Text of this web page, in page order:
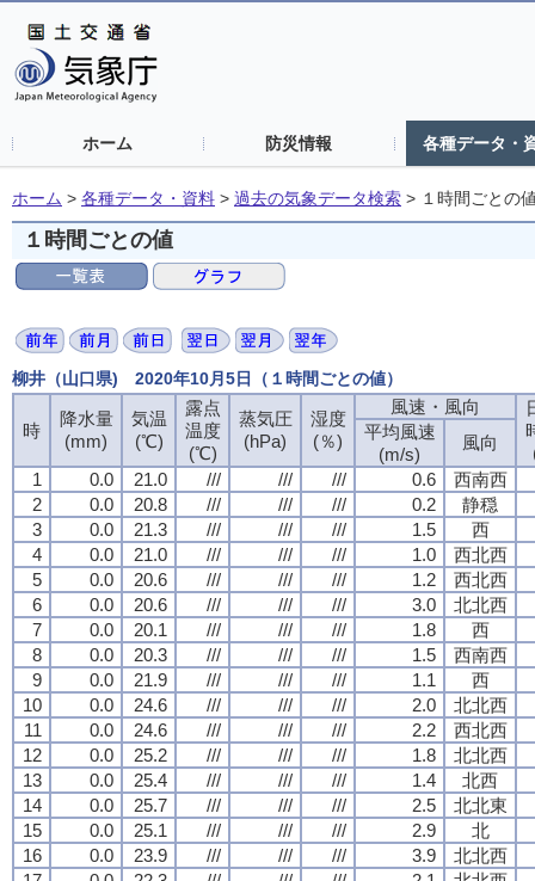
ホーム 防災情報 各種データ・
ホーム > 各種データ・資料 > 過去の気象データ検索 > １時間ごとの
１時間ごとの値
柳井（山口県) 2020年10月5日（１時間ごとの値）
時
降水量
(mm)
気温
(℃)
露点
温度
(℃)
蒸気圧
(hPa)
湿度
(％)
風速・風向
平均風速
(m/s)
風向
1
0.0 21.0 /// /// /// 0.6
西南西
2
0.0 20.8 /// /// /// 0.2
静穏
3
0.0 21.3 /// /// /// 1.5
西
4
0.0 21.0 /// /// /// 1.0
西北西
5
0.0 20.6 /// /// /// 1.2
西北西
6
0.0 20.6 /// /// /// 3.0
北北西
7
0.0 20.1 /// /// /// 1.8
西
8
0.0 20.3 /// /// /// 1.5
西南西
9
0.0 21.9 /// /// /// 1.1
西
10
0.0 24.6 /// /// /// 2.0
北北西
11
0.0 24.6 /// /// /// 2.2
西北西
12
0.0 25.2 /// /// /// 1.8
北北西
13
0.0 25.4 /// /// /// 1.4
北西
14
0.0 25.7 /// /// /// 2.5
北北東
15
0.0 25.1 /// /// /// 2.9
北
16
0.0 23.9 /// /// /// 3.9
北北西
時
降水量
(mm)
気温
(℃)
露点
温度
(℃)
蒸気圧
(hPa)
湿度
(％)
風速・風向
平均風速
(m/s)
風向
1
0.0 21.0 /// /// /// 0.6
西南西
2
0.0 20.8 /// /// /// 0.2
静穏
3
0.0 21.3 /// /// /// 1.5
西
4
0.0 21.0 /// /// /// 1.0
西北西
5
0.0 20.6 /// /// /// 1.2
西北西
6
0.0 20.6 /// /// /// 3.0
北北西
7
0.0 20.1 /// /// /// 1.8
西
8
0.0 20.3 /// /// /// 1.5
西南西
9
0.0 21.9 /// /// /// 1.1
西
10
0.0 24.6 /// /// /// 2.0
北北西
11
0.0 24.6 /// /// /// 2.2
西北西
12
0.0 25.2 /// /// /// 1.8
北北西
13
0.0 25.4 /// /// /// 1.4
北西
14
0.0 25.7 /// /// /// 2.5
北北東
15
0.0 25.1 /// /// /// 2.9
北
16
0.0 23.9 /// /// /// 3.9
北北西
時
降水量
(mm)
気温
(℃)
露点
温度
(℃)
蒸気圧
(hPa)
湿度
(％)
風速・風向
平均風速
(m/s)
風向
1
0.0 21.0 /// /// /// 0.6
西南西
2
0.0 20.8 /// /// /// 0.2
静穏
3
0.0 21.3 /// /// /// 1.5
西
4
0.0 21.0 /// /// /// 1.0
西北西
5
0.0 20.6 /// /// /// 1.2
西北西
6
0.0 20.6 /// /// /// 3.0
北北西
7
0.0 20.1 /// /// /// 1.8
西
8
0.0 20.3 /// /// /// 1.5
西南西
9
0.0 21.9 /// /// /// 1.1
西
10
0.0 24.6 /// /// /// 2.0
北北西
11
0.0 24.6 /// /// /// 2.2
西北西
12
0.0 25.2 /// /// /// 1.8
北北西
13
0.0 25.4 /// /// /// 1.4
北西
14
0.0 25.7 /// /// /// 2.5
北北東
15
0.0 25.1 /// /// /// 2.9
北
16
0.0 23.9 /// /// /// 3.9
北北西
時
降水量
(mm)
気温
(℃)
露点
温度
(℃)
蒸気圧
(hPa)
湿度
(％)
風速・風向
平均風速
(m/s)
風向
1
0.0 21.0 /// /// /// 0.6
西南西
2
0.0 20.8 /// /// /// 0.2
静穏
3
0.0 21.3 /// /// /// 1.5
西
4
0.0 21.0 /// /// /// 1.0
西北西
5
0.0 20.6 /// /// /// 1.2
西北西
6
0.0 20.6 /// /// /// 3.0
北北西
7
0.0 20.1 /// /// /// 1.8
西
8
0.0 20.3 /// /// /// 1.5
西南西
9
0.0 21.9 /// /// /// 1.1
西
10
0.0 24.6 /// /// /// 2.0
北北西
11
0.0 24.6 /// /// /// 2.2
西北西
12
0.0 25.2 /// /// /// 1.8
北北西
13
0.0 25.4 /// /// /// 1.4
北西
14
0.0 25.7 /// /// /// 2.5
北北東
15
0.0 25.1 /// /// /// 2.9
北
16
0.0 23.9 /// /// /// 3.9
北北西